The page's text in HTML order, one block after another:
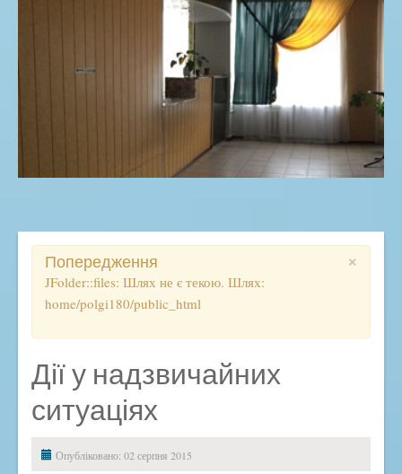
Прозорість та інформаційна відкритість
Адміністрація ліцею
Ліцей
Розклад, дзвінки, правила
Електронний журнал
Дистанційне навчання
ДПА
ЗНО
×
Попередження
JFolder::files: Шлях не є текою. Шлях:
home/polgi180/public_html
Дії у надзвичайних
ситуаціях
Опубліковано: 02 серпня 2015